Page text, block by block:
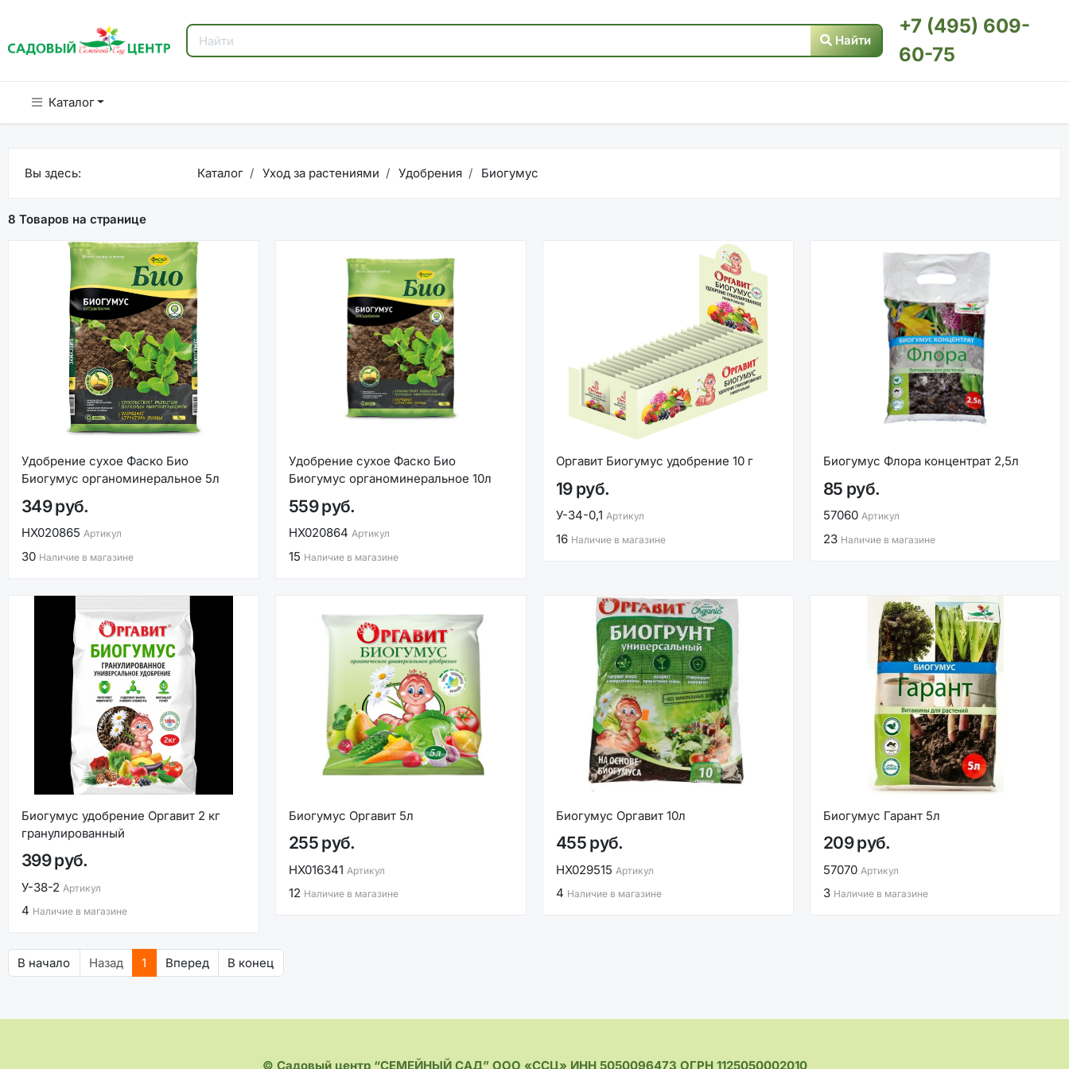
Найти
+7 (495) 609-
60-75
Каталог
Вы здесь: Каталог Уход за растениями Удобрения Биогумус
8 Товаров на странице
Удобрение сухое Фаско Био
Биогумус органоминеральное 5л
349 руб.
НХ020865 Артикул
30 Наличие в магазине
Удобрение сухое Фаско Био
Биогумус органоминеральное 10л
559 руб.
НХ020864 Артикул
15 Наличие в магазине
Оргавит Биогумус удобрение 10 г
19 руб.
У-34-0,1 Артикул
16 Наличие в магазине
Биогумус Флора концентрат 2,5л
85 руб.
57060 Артикул
23 Наличие в магазине
Биогумус удобрение Оргавит 2 кг
гранулированный
399 руб.
У-38-2 Артикул
4 Наличие в магазине
Биогумус Оргавит 5л
255 руб.
НХ016341 Артикул
12 Наличие в магазине
Биогумус Оргавит 10л
455 руб.
НХ029515 Артикул
4 Наличие в магазине
Биогумус Гарант 5л
209 руб.
57070 Артикул
3 Наличие в магазине
В начало Назад 1 Вперед В конец
© Садовый центр “СЕМЕЙНЫЙ САД” ООО «ССЦ» ИНН 5050096473 ОГРН 1125050002010